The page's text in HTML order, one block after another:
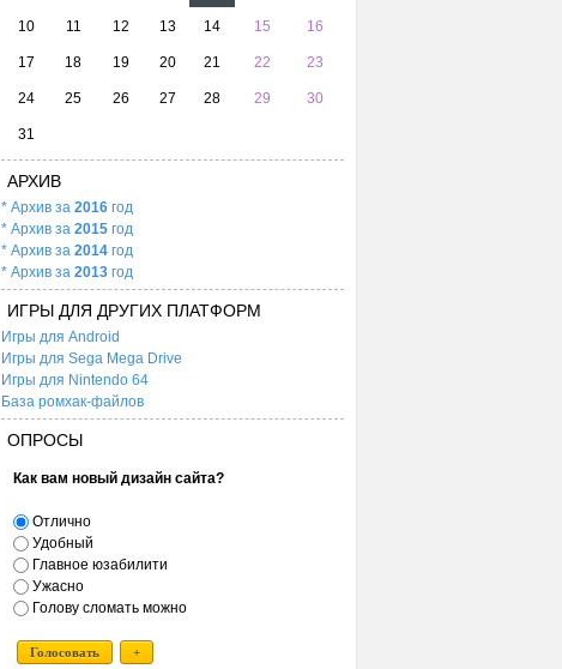
10 11 12 13 14 15 16
17 18 19 20 21 22 23
24 25 26 27 28 29 30
31
АРХИВ
* Архив за 2016 год
* Архив за 2015 год
* Архив за 2014 год
* Архив за 2013 год
ИГРЫ ДЛЯ ДРУГИХ ПЛАТФОРМ
Игры для Android
Игры для Sega Mega Drive
Игры для Nintendo 64
База ромхак-файлов
ОПРОСЫ
Как вам новый дизайн сайта?
Отлично
Удобный
Главное юзабилити
Ужасно
Голову сломать можно
Голосовать +